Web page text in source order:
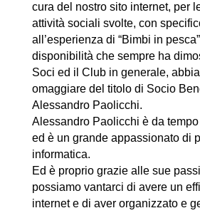
cura del nostro sito internet, per
attività sociali svolte, con
all’esperienza di “Bimbi in
disponibilità che sempre ha
Soci ed il Club in generale,
omaggiare del titolo di Socio
Alessandro Paolicchi.
Alessandro Paolicchi è da
ed è un grande appassionato di
informatica.
Ed è proprio grazie alle sue
possiamo vantarci di avere un
internet e di aver organizzato e